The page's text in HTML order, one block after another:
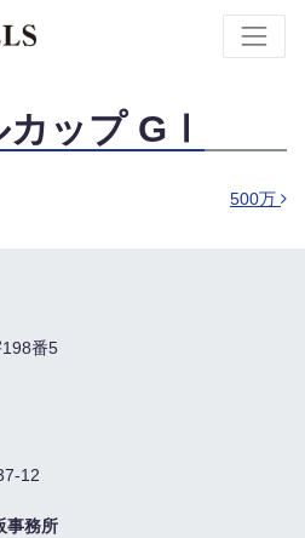
カップ GⅠ
500万
番5
12
事務所